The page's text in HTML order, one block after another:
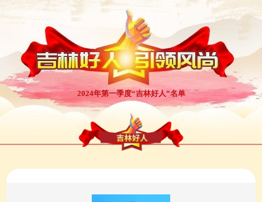
2024年第一季度“吉林好人”名单